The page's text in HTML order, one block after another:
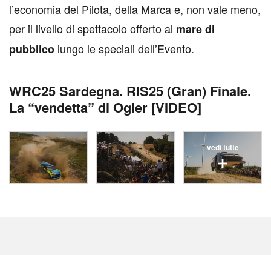
l’economia del Pilota, della Marca e, non vale meno,
per il livello di spettacolo offerto al mare di
pubblico lungo le speciali dell’Evento.
WRC25 Sardegna. RIS25 (Gran) Finale.
La “vendetta” di Ogier [VIDEO]
vedi tutte